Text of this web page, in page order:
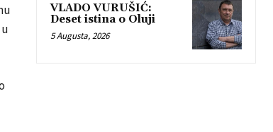
VLADO VURUŠIĆ:
Deset istina o Oluji
5 Augusta, 2026